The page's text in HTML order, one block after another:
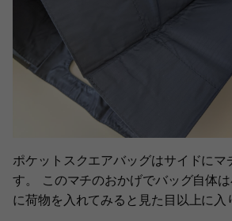
ポケットスクエアバッグはサイドにマ
す。 このマチのおかげでバッグ自体
に荷物を入れてみると見た目以上に入